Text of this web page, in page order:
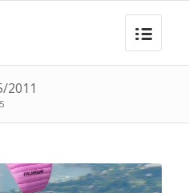
2011